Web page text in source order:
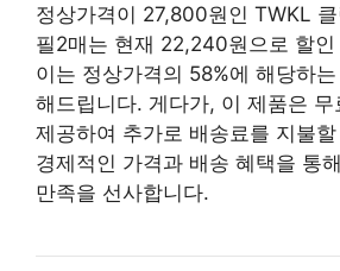
정상가격이 27,800원인 TWKL
필2매는 현재 22,240원으로 할
이는 정상가격의 58%에 해당하
해드립니다. 게다가, 이 제품은
제공하여 추가로 배송료를 지불
경제적인 가격과 배송 혜택을 통
만족을 선사합니다.